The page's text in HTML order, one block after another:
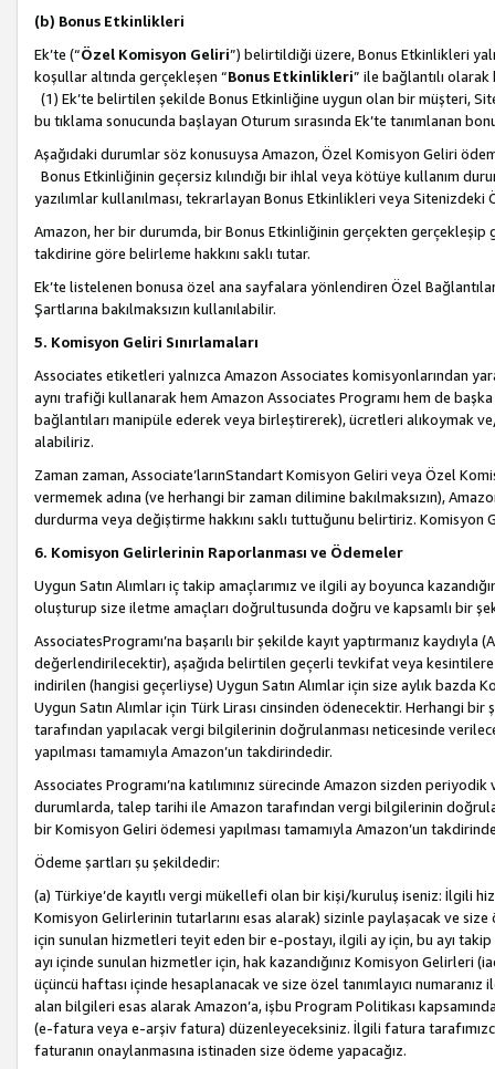
(b) Bonus Etkinlikleri
Ek’te (“Özel Komisyon Geliri”) belirtildiği üzere, Bonus Etkinlikleri
koşullar altında gerçekleşen “Bonus Etkinlikleri” ile bağlantılı olarak
(1) Ek’te belirtilen şekilde Bonus Etkinliğine uygun olan bir müşteri,
bu tıklama sonucunda başlayan Oturum sırasında Ek’te tanımlanan
Aşağıdaki durumlar söz konusuysa Amazon, Özel Komisyon Geliri
Bonus Etkinliğinin geçersiz kılındığı bir ihlal veya kötüye kullanım
yazılımlar kullanılması, tekrarlayan Bonus Etkinlikleri veya
Amazon, her bir durumda, bir Bonus Etkinliğinin gerçekten gerçekleşip
takdirine göre belirleme hakkını saklı tutar.
Ek’te listelenen bonusa özel ana sayfalara yönlendiren Özel
Şartlarına bakılmaksızın kullanılabilir.
5. Komisyon Geliri Sınırlamaları
Associates etiketleri yalnızca Amazon Associates komisyonlarından
aynı trafiği kullanarak hem Amazon Associates Programı hem de
bağlantıları manipüle ederek veya birleştirerek), ücretleri alıkoymak
alabiliriz.
Zaman zaman, Associate’larınStandart Komisyon Geliri veya Özel
vermemek adına (ve herhangi bir zaman dilimine bakılmaksızın),
durdurma veya değiştirme hakkını saklı tuttuğunu belirtiriz. Komisyon
6. Komisyon Gelirlerinin Raporlanması ve Ödemeler
Uygun Satın Alımları iç takip amaçlarımız ve ilgili ay boyunca
oluşturup size iletme amaçları doğrultusunda doğru ve kapsamlı bir
AssociatesProgramı’na başarılı bir şekilde kayıt yaptırmanız
değerlendirilecektir), aşağıda belirtilen geçerli tevkifat veya
indirilen (hangisi geçerliyse) Uygun Satın Alımlar için size aylık
Uygun Satın Alımlar için Türk Lirası cinsinden ödenecektir. Herhangi
tarafından yapılacak vergi bilgilerinin doğrulanması neticesinde
yapılması tamamıyla Amazon’un takdirindedir.
Associates Programı’na katılımınız sürecinde Amazon sizden
durumlarda, talep tarihi ile Amazon tarafından vergi bilgilerinin
bir Komisyon Geliri ödemesi yapılması tamamıyla Amazon’un
Ödeme şartları şu şekildedir:
(a) Türkiye’de kayıtlı vergi mükellefi olan bir kişi/kuruluş iseniz: İlgili
Komisyon Gelirlerinin tutarlarını esas alarak) sizinle paylaşacak ve
için sunulan hizmetleri teyit eden bir e-postayı, ilgili ay için, bu ayı
ayı içinde sunulan hizmetler için, hak kazandığınız Komisyon Gelirleri
üçüncü haftası içinde hesaplanacak ve size özel tanımlayıcı
alan bilgileri esas alarak Amazon’a, işbu Program Politikası
(e-fatura veya e-arşiv fatura) düzenleyeceksiniz. İlgili fatura
faturanın onaylanmasına istinaden size ödeme yapacağız.